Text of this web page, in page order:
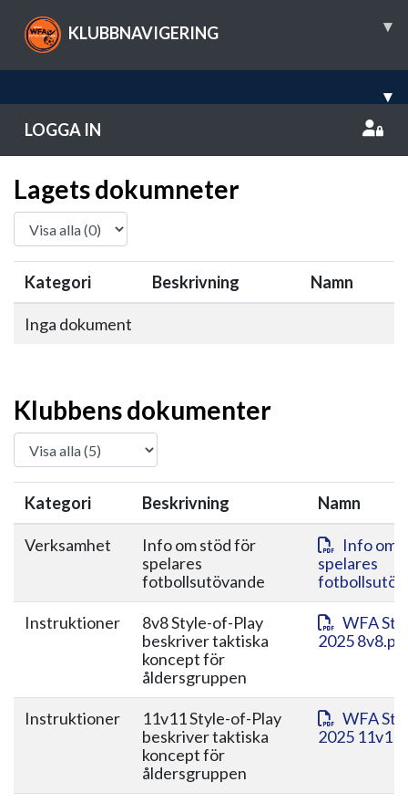
KLUBBNAVIGERING ▾
▾
LOGGA IN
Lagets dokumneter
Kategori Beskrivning Namn
Inga dokument
Klubbens dokumenter
Kategori Beskrivning Namn
Verksamhet
Info om stöd för
spelares
fotbollsutövande
Info om
spelares
Instruktioner
8v8 Style-of-Play
beskriver taktiska
koncept för
åldersgruppen
WFA
2025
Instruktioner
11v11 Style-of-Play
beskriver taktiska
koncept för
åldersgruppen
WFA
2025